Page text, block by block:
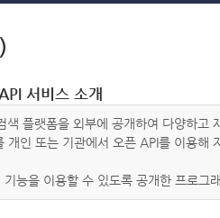
서비스 소개
색 플랫폼을 외부에 공개하여 다양하
개인 또는 기관에서 오픈 API를 이용해
능을 이용할 수 있도록 공개한 프로그